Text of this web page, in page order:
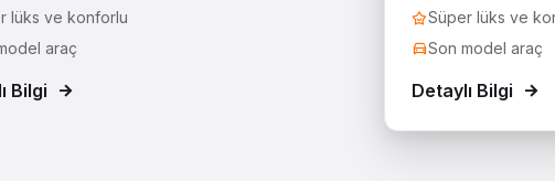
lüks ve konforlu
araç
Bilgi
Süper lüks ve
Son model araç
Detaylı Bilgi